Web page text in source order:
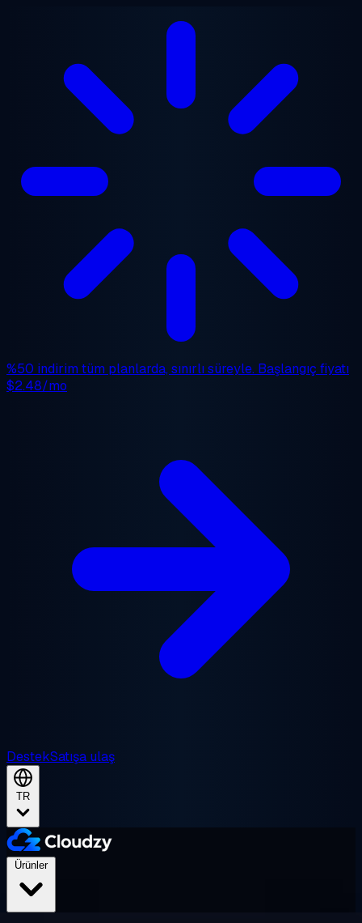
%50 indirim tüm planlarda, sınırlı süreyle. Başlangıç fiyatı
$2.48/mo
DestekSatışa ulaş
TR
Ürünler